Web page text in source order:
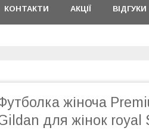
КОНТАКТИ АКЦІЇ ВІДГУКИ
жіноча
для жінок royal